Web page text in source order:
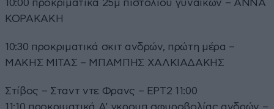
10:00 προκριματικά 25μ πιστολιού γυναικών – ΑΝΝΑ
ΚΟΡΑΚΑΚΗ
10:30 προκριματικά σκιτ ανδρών, πρώτη μέρα –
ΜΑΚΗΣ ΜΙΤΑΣ – ΜΠΑΜΠΗΣ ΧΑΛΚΙΑΔΑΚΗΣ
Στίβος – Σταντ ντε Φρανς – ΕΡΤ2 11:00
11:10 προκριματικά Α’ γκρουπ σφυροβολίας ανδρών –